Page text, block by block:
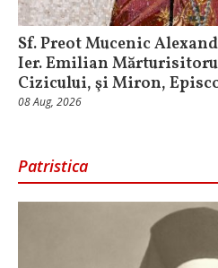
Sf. Preot Mucenic
Ier. Emilian
Cizicului, şi Miron,
08 Aug, 2026
Patristica